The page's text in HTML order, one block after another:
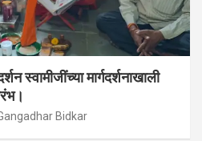
स्वामीजींच्या मार्गदर्शनाखाली
Bidkar